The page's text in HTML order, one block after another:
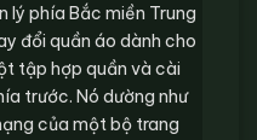
lý phía Bắc miền Trung
đổi quần áo dành cho
tập hợp quần và cài
trước. Nó dường như
của một bộ trang